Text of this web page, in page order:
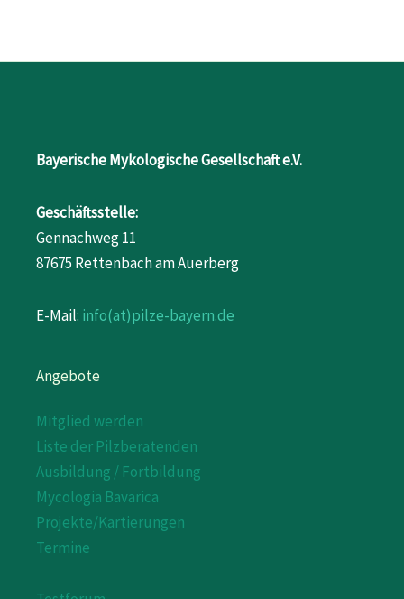
Bayerische Mykologische Gesellschaft e.V.
Geschäftsstelle:
Gennachweg 11
87675 Rettenbach am Auerberg
E-Mail: info(at)pilze-bayern.de
Angebote
Mitglied werden
Liste der Pilzberatenden
Ausbildung / Fortbildung
Mycologia Bavarica
Projekte/Kartierungen
Termine